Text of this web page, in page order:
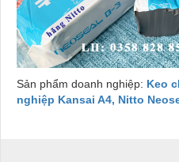
Sản phẩm doanh nghiệp: Keo
nghiệp Kansai A4, Nitto